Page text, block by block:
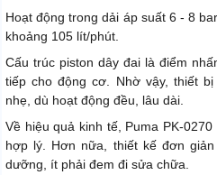
Hoạt động trong dải áp suất 6 - 8
khoảng 105 lít/phút.
Cấu trúc piston dây đai là điểm
tiếp cho động cơ. Nhờ vậy, thiết
nhẹ, dù hoạt động đều, lâu dài.
Về hiệu quả kinh tế, Puma PK-
hợp lý. Hơn nữa, thiết kế đơn
dưỡng, ít phải đem đi sửa chữa.